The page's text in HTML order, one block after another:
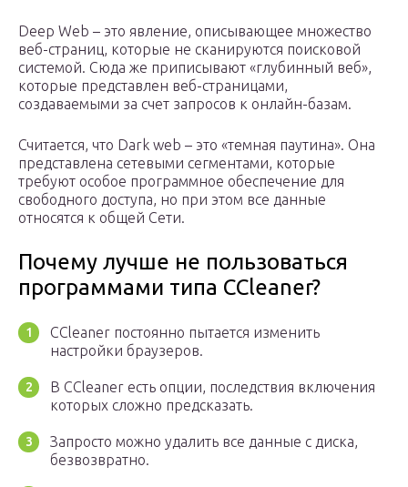
Deep Web – это явление, описывающее множество
веб-страниц, которые не сканируются поисковой
системой. Сюда же приписывают «глубинный веб»,
которые представлен веб-страницами,
создаваемыми за счет запросов к онлайн-базам.
Считается, что Dark web – это «темная паутина». Она
представлена сетевыми сегментами, которые
требуют особое программное обеспечение для
свободного доступа, но при этом все данные
относятся к общей Сети.
Почему лучше не пользоваться
программами типа CCleaner?
CCleaner постоянно пытается изменить
настройки браузеров.
В CCleaner есть опции, последствия включения
которых сложно предсказать.
Запросто можно удалить все данные с диска,
безвозвратно.